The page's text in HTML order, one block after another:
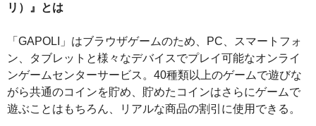
リ）』とは
「GAPOLI」はブラウザゲームのため、PC、スマートフォ
ン、タブレットと様々なデバイスでプレイ可能なオンライ
ンゲームセンターサービス。40種類以上のゲームで遊びな
がら共通のコインを貯め、貯めたコインはさらにゲームで
遊ぶことはもちろん、リアルな商品の割引に使用できる。